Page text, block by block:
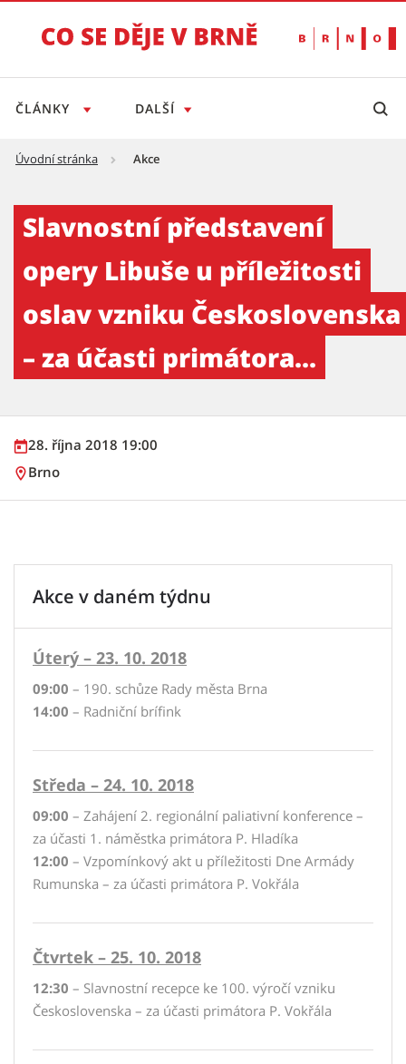
ČLÁNKY DALŠÍ
Úvodní stránka Akce
Slavnostní představení
opery Libuše u příležitosti
oslav vzniku Československa
– za účasti primátora...
28. října 2018 19:00
Brno
Akce v daném týdnu
Úterý – 23. 10. 2018
09:00 – 190. schůze Rady města Brna
14:00 – Radniční brífink
Středa – 24. 10. 2018
09:00 – Zahájení 2. regionální paliativní konference –
za účasti 1. náměstka primátora P. Hladíka
12:00 – Vzpomínkový akt u příležitosti Dne Armády
Rumunska – za účasti primátora P. Vokřála
Čtvrtek – 25. 10. 2018
12:30 – Slavnostní recepce ke 100. výročí vzniku
Československa – za účasti primátora P. Vokřála